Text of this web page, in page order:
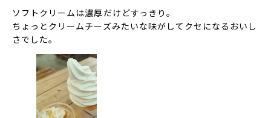
ソフトクリームは濃厚だけどすっきり。
ちょっとクリームチーズみたいな味がしてクセになるおいし
さでした。